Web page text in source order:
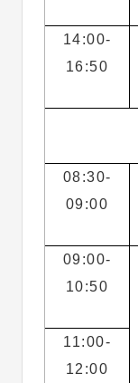
14:00-
16:50
08:30-
09:00
09:00-
10:50
11:00-
12:00